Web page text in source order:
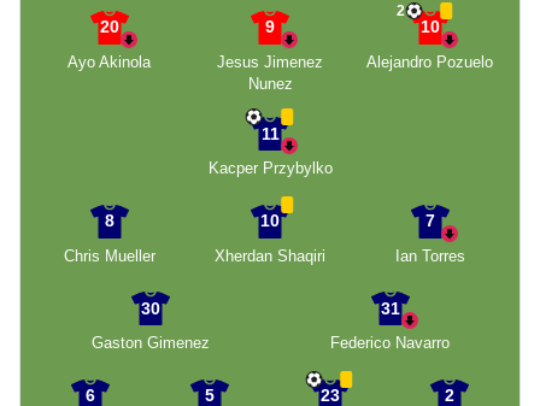
20
Ayo Akinola
9
Jesus Jimenez
Nunez
10
2
Alejandro Pozuelo
11
Kacper Przybylko
8
Chris Mueller
10
Xherdan Shaqiri
7
Ian Torres
30
Gaston Gimenez
31
Federico Navarro
6
5
23
2